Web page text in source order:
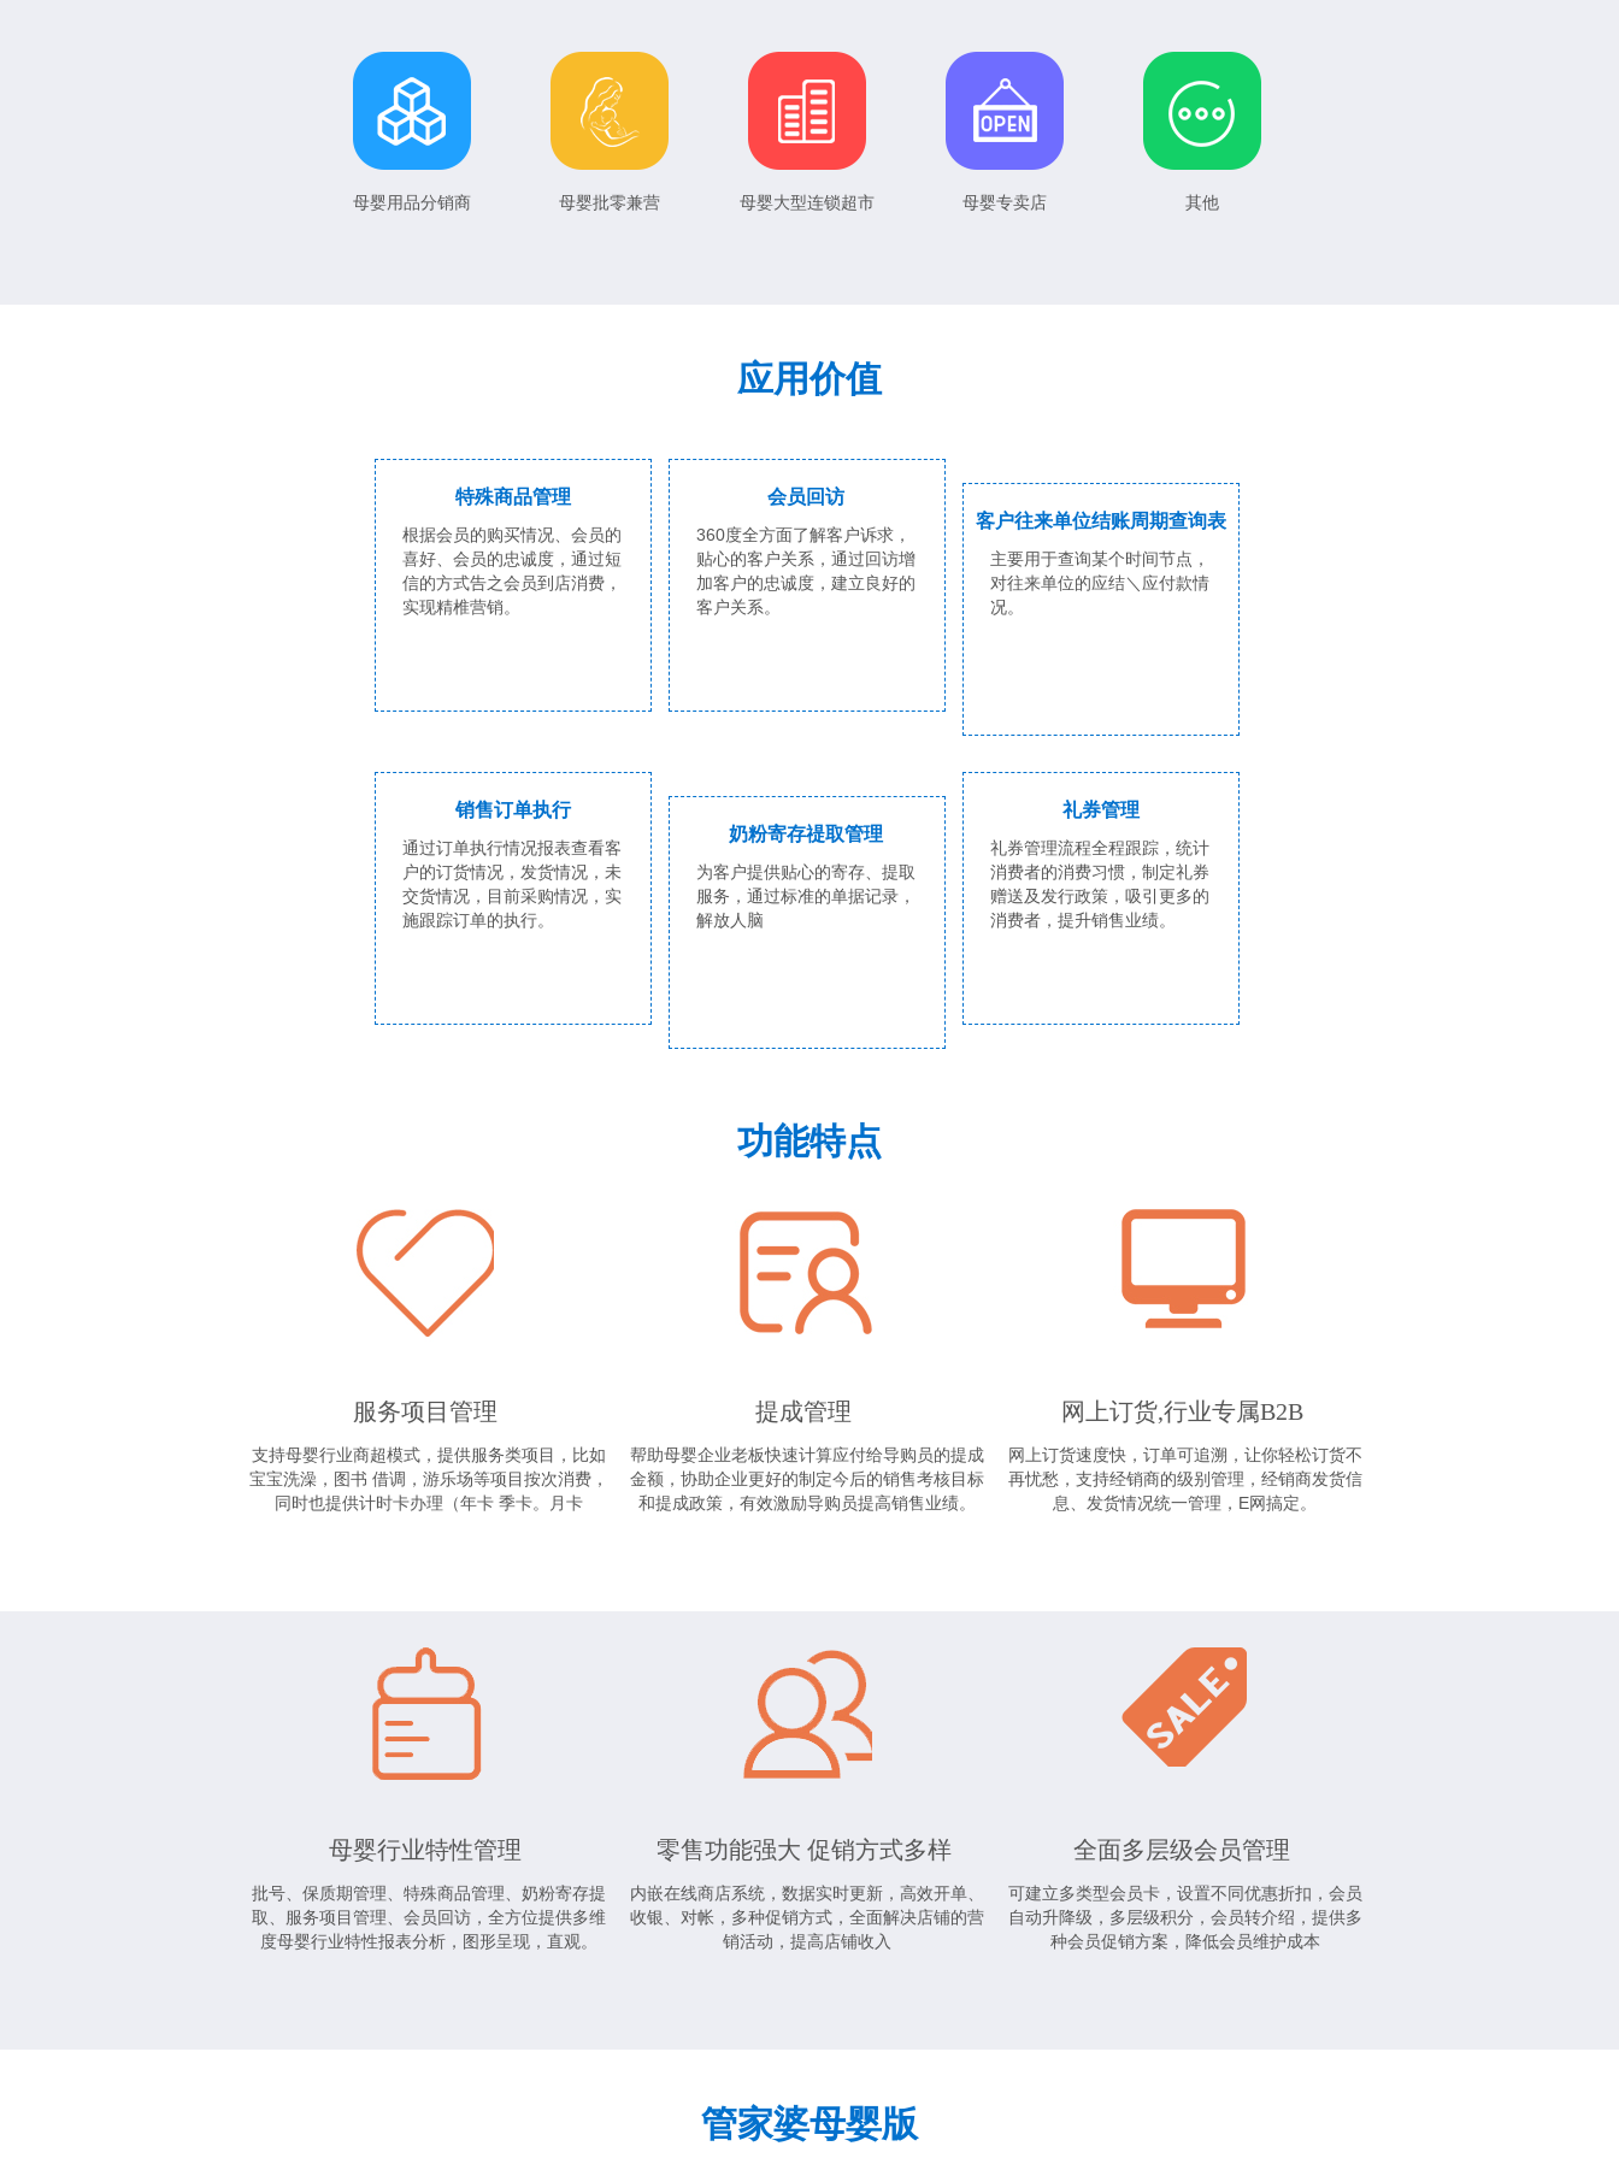
母婴用品分销商 母婴批零兼营 母婴大型连锁超市 母婴专卖店 其他
应用价值
特殊商品管理
根据会员的购买情况、会员的
喜好、会员的忠诚度，通过短
信的方式告之会员到店消费，
实现精椎营销。
会员回访
360度全方面了解客户诉求，
贴心的客户关系，通过回访增
加客户的忠诚度，建立良好的
客户关系。
客户往来单位结账周期查询表
主要用于查询某个时间节点，
对往来单位的应结＼应付款情
况。
销售订单执行
通过订单执行情况报表查看客
户的订货情况，发货情况，未
交货情况，目前采购情况，实
施跟踪订单的执行。
奶粉寄存禔取管理
为客户提供贴心的寄存、提取
服务，通过标准的单据记录，
解放人脑
礼券管理
礼券管理流程全程跟踪，统计
消费者的消费习惯，制定礼券
赠送及发行政策，吸引更多的
消费者，提升销售业绩。
功能特点
服务项目管理
支持母婴行业商超模式，提供服务类项目，比如
宝宝洗澡，图书 借调，游乐场等项目按次消费，
同时也提供计时卡办理（年卡 季卡。月卡
提成管理
帮助母婴企业老板快速计算应付给导购员的提成
金额，协助企业更好的制定今后的销售考核目标
和提成政策，有效激励导购员提高销售业绩。
网上订货,行业专属B2B
网上订货速度快，订单可追溯，让你轻松订货不
再忧愁，支持经销商的级别管理，经销商发货信
息、发货情况统一管理，E网搞定。
母婴行业特性管理
批号、保质期管理、特殊商品管理、奶粉寄存提
取、服务项目管理、会员回访，全方位提供多维
度母婴行业特性报表分析，图形呈现，直观。
零售功能强大 促销方式多样
内嵌在线商店系统，数据实时更新，高效开单、
收银、对帐，多种促销方式，全面解决店铺的营
销活动，提高店铺收入
全面多层级会员管理
可建立多类型会员卡，设置不同优惠折扣，会员
自动升降级，多层级积分，会员转介绍，提供多
种会员促销方案，降低会员维护成本
管家婆母婴版